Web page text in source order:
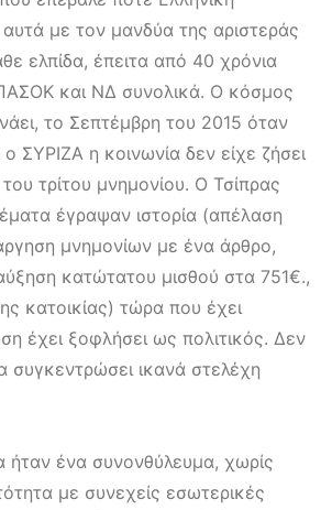
με τον μανδύα της αριστεράς
ελπίδα, έπειτα από 40 χρόνια
και ΝΔ συνολικά. Ο κόσμος
το Σεπτέμβρη του 2015 όταν
ΣΥΡΙΖΑ η κοινωνία δεν είχε ζήσει
τρίτου μνημονίου. Ο Τσίπρας
έγραψαν ιστορία (απέλαση
μνημονίων με ένα άρθρο,
κατώτατου μισθού στα 751€.,
κατοικίας) τώρα που έχει
έχει ξοφλήσει ως πολιτικός. Δεν
συγκεντρώσει ικανά στελέχη
ήταν ένα συνονθύλευμα, χωρίς
με συνεχείς εσωτερικές